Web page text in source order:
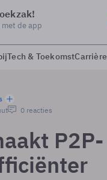
met de app
Tech & ToekomstCarrière
0 reacties
P2P-